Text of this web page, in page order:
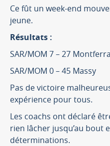
Ce fût un week-end
jeune.
Résultats :
SAR/MOM 7 – 27
SAR/MOM 0 – 45 Massy
Pas de victoire
expérience pour tous.
Les coachs ont déclaré
rien lâcher jusqu’au bout
déterminations.